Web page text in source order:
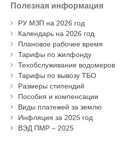
Полезная информация
РУ МЗП на 2026 год
Календарь на 2026 год
Плановое рабочее время
Тарифы по жилфонду
Техобслуживание водомеров
Тарифы по вывозу ТБО
Размеры стипендий
Пособия и компенсации
Виды платежей за землю
Инфляция за 2025 год
ВЭД ПМР – 2025